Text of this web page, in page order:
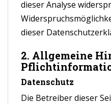
dieser Analyse
dieser
2. Allgemeine
Datenschutz
Die Betreiber dieser